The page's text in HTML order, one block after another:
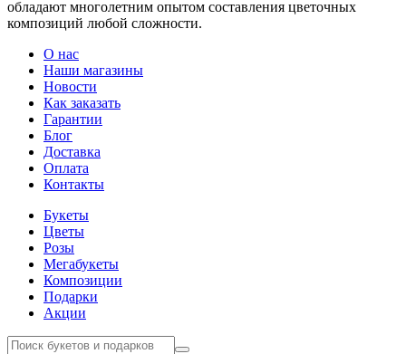
обладают многолетним опытом составления цветочных
композиций любой сложности.
О нас
Наши магазины
Новости
Как заказать
Гарантии
Блог
Доставка
Оплата
Контакты
Букеты
Цветы
Розы
Мегабукеты
Композиции
Подарки
Акции